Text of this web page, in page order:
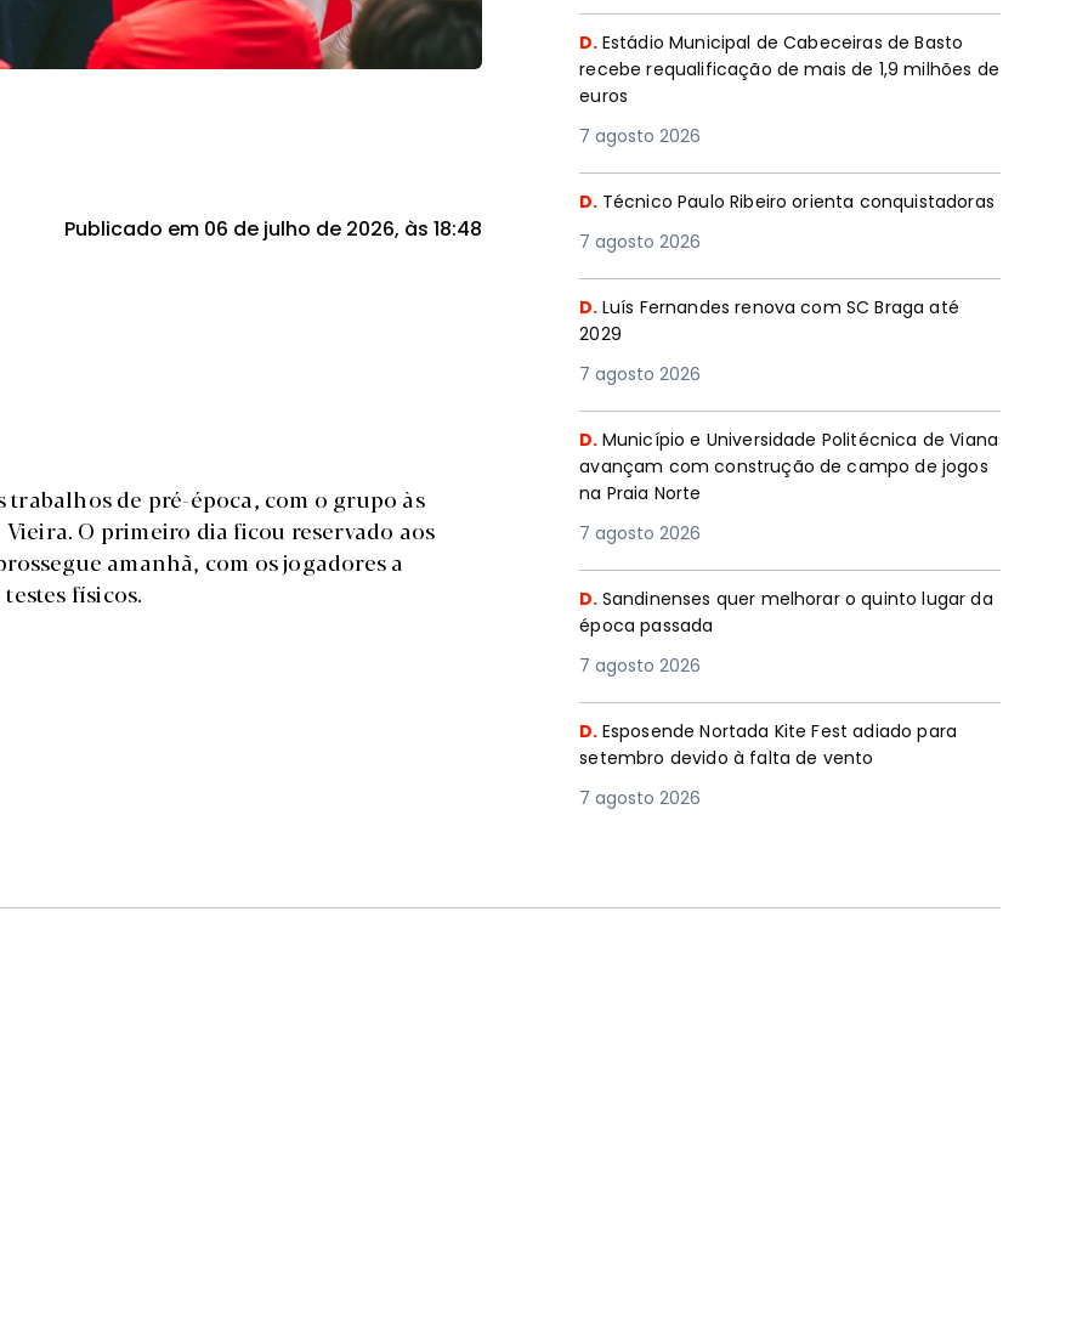
Publicado em 06 de julho de 2026, às 18:48
trabalhos de pré-época, com o grupo às
O primeiro dia ficou reservado aos
amanhã, com os jogadores a
físicos.
D. Estádio Municipal de Cabeceiras de Basto
recebe requalificação de mais de 1,9 milhões de
euros
7 agosto 2026
D. Técnico Paulo Ribeiro orienta conquistadoras
7 agosto 2026
D. Luís Fernandes renova com SC Braga até
2029
7 agosto 2026
D. Município e Universidade Politécnica de Viana
avançam com construção de campo de jogos
na Praia Norte
7 agosto 2026
D. Sandinenses quer melhorar o quinto lugar da
época passada
7 agosto 2026
D. Esposende Nortada Kite Fest adiado para
setembro devido à falta de vento
7 agosto 2026